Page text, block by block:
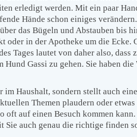
erledigt werden. Mit ein paar
Hände schon einiges
das Bügeln und Abstauben bis
oder in der Apotheke um die
Tages lautet von daher also,
Gassi zu gehen. Sie haben
Haushalt, sondern stellt auch
Themen plaudern oder
auf einen Besuch kommen
auch genau die richtige finden